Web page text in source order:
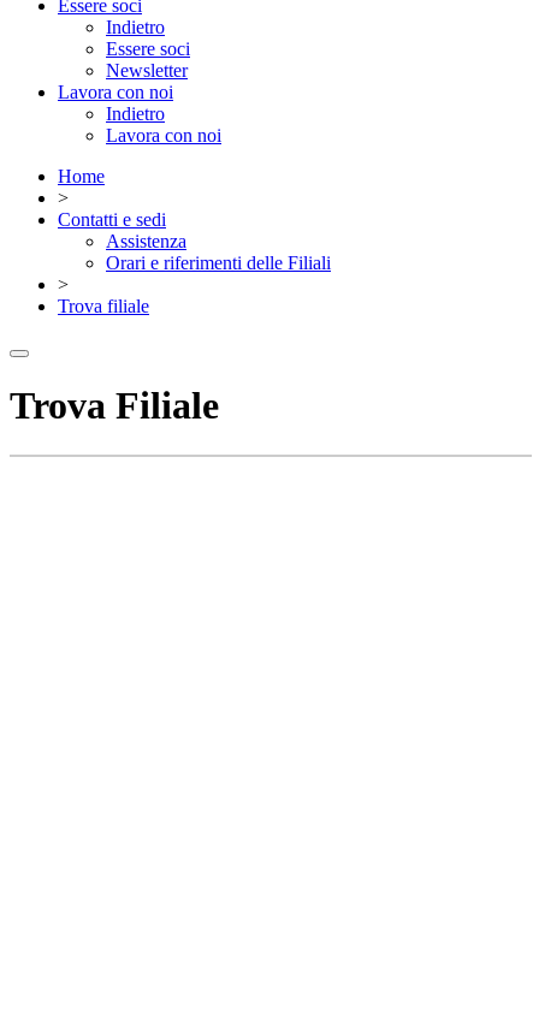
Essere soci
Indietro
Essere soci
Newsletter
Lavora con noi
Indietro
Lavora con noi
Home
>
Contatti e sedi
Assistenza
Orari e riferimenti delle Filiali
>
Trova filiale
Trova Filiale